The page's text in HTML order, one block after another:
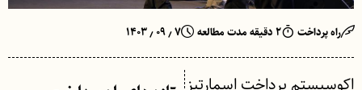
راه پرداخت ۲ دقیقه مدت مطالعه ۷ ٫ ۰۹ ٫ ۱۴۰۳